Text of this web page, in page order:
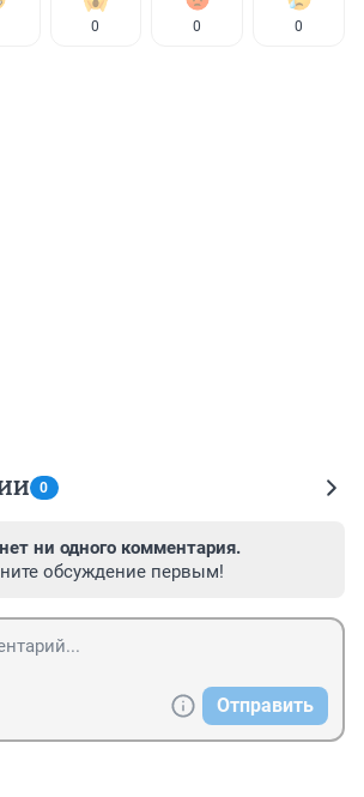
0 0 0
0
ни одного комментария.
обсуждение первым!
Отправить